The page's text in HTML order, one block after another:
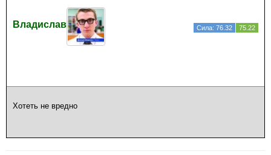
Владислав Сила: 76.32 75.22
Хотеть не вредно